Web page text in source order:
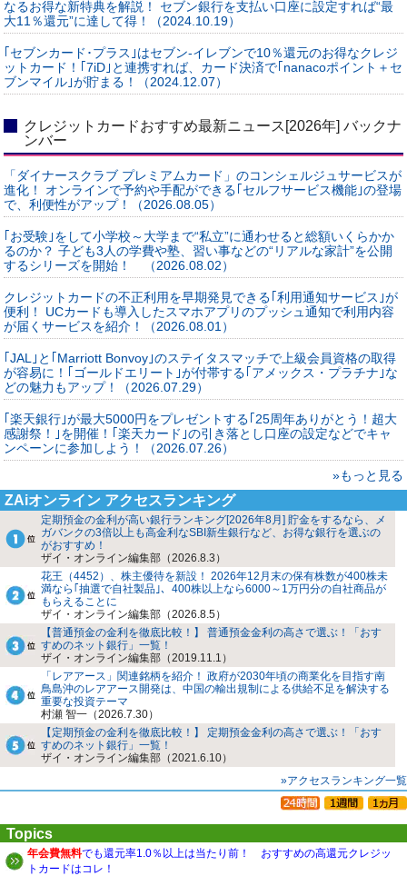
なるお得な新特典を解説！ セブン銀行を支払い口座に設定すれば“最
大11％還元”に達して得！（2024.10.19）
｢セブンカード･プラス｣はセブン‐イレブンで10％還元のお得なクレジ
ットカード！｢7iD｣と連携すれば、カード決済で｢nanacoポイント＋セ
ブンマイル｣が貯まる！（2024.12.07）
クレジットカードおすすめ最新ニュース[2026年] バックナ
ンバー
「ダイナースクラブ プレミアムカード」のコンシェルジュサービスが
進化！ オンラインで予約や手配ができる｢セルフサービス機能｣の登場
で、利便性がアップ！（2026.08.05）
｢お受験｣をして小学校～大学まで“私立”に通わせると総額いくらかか
るのか？ 子ども3人の学費や塾、習い事などの“リアルな家計”を公開
するシリーズを開始！ （2026.08.02）
クレジットカードの不正利用を早期発見できる｢利用通知サービス｣が
便利！ UCカードも導入したスマホアプリのプッシュ通知で利用内容
が届くサービスを紹介！（2026.08.01）
｢JAL｣と｢Marriott Bonvoy｣のステイタスマッチで上級会員資格の取得
が容易に！｢ゴールドエリート｣が付帯する｢アメックス・プラチナ｣な
どの魅力もアップ！（2026.07.29）
｢楽天銀行｣が最大5000円をプレゼントする｢25周年ありがとう！超大
感謝祭！｣を開催！｢楽天カード｣の引き落とし口座の設定などでキャ
ンペーンに参加しよう！（2026.07.26）
»もっと見る
ZAiオンライン アクセスランキング
定期預金の金利が高い銀行ランキング[2026年8月] 貯金をするなら、メ
ガバンクの3倍以上も高金利なSBI新生銀行など、お得な銀行を選ぶの
がおすすめ！
ザイ・オンライン編集部（2026.8.3）
花王（4452）、株主優待を新設！ 2026年12月末の保有株数が400株未
満なら｢抽選で自社製品｣、400株以上なら6000～1万円分の自社商品が
もらえることに
ザイ・オンライン編集部（2026.8.5）
【普通預金の金利を徹底比較！】 普通預金金利の高さで選ぶ！「おす
すめのネット銀行」一覧！
ザイ・オンライン編集部（2019.11.1）
「レアアース」関連銘柄を紹介！ 政府が2030年頃の商業化を目指す南
鳥島沖のレアアース開発は、中国の輸出規制による供給不足を解決する
重要な投資テーマ
村瀬 智一（2026.7.30）
【定期預金の金利を徹底比較！】 定期預金金利の高さで選ぶ！「おす
すめのネット銀行」一覧！
ザイ・オンライン編集部（2021.6.10）
»アクセスランキング一覧
Topics
年会費無料でも還元率1.0％以上は当たり前！ おすすめの高還元クレジッ
トカードはコレ！